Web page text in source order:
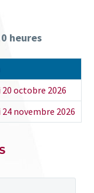
heures
octobre 2026
novembre 2026